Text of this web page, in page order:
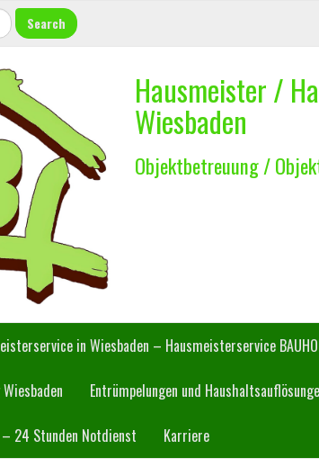
Hausmeister /
Wiesbaden
Objektbetreuung /
in Wiesbaden – Hausmeisterservice
Entrümpelungen und
– 24 Stunden Notdienst Karriere